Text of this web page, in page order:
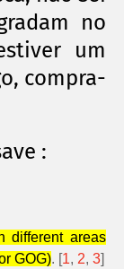
no
um
compra-
:
different areas
GOG). [1, 2, 3]